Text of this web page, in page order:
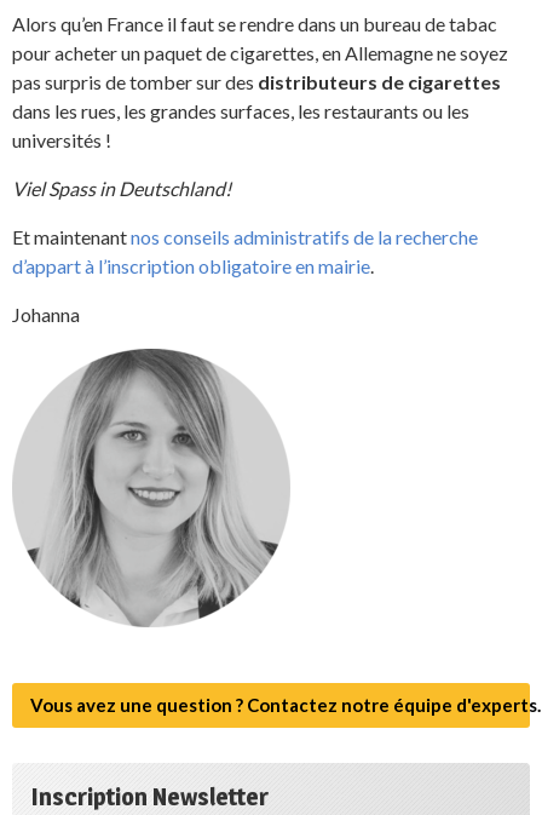
Alors qu’en France il faut se rendre dans un bureau de tabac
pour acheter un paquet de cigarettes, en Allemagne ne soyez
pas surpris de tomber sur des distributeurs de cigarettes
dans les rues, les grandes surfaces, les restaurants ou les
universités !
Viel Spass in Deutschland!
Et maintenantnos conseils administratifs de la recherche
d’appart à l’inscription obligatoire en mairie.
Johanna
Vous avez une question ? Contactez notre équipe d'experts.
Inscription Newsletter